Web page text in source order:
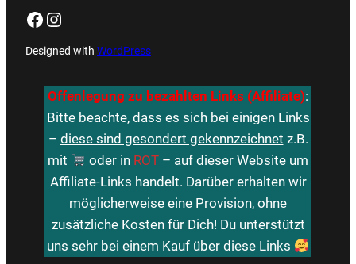
Facebook Instagram
Designed with WordPress
Offenlegung zu bezahlten Links (Affiliate):
Bitte beachte, dass es sich bei einigen Links
– diese sind gesondert gekennzeichnet z.B.
mit
oder in ROT – auf dieser Website um
Affiliate-Links handelt. Darüber erhalten wir
möglicherweise eine Provision, ohne
zusätzliche Kosten für Dich! Du unterstützt
uns sehr bei einem Kauf über diese Links